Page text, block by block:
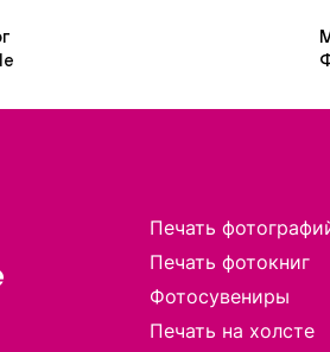
Печать
Печать фотокниг
Фотосувениры
Печать на холсте